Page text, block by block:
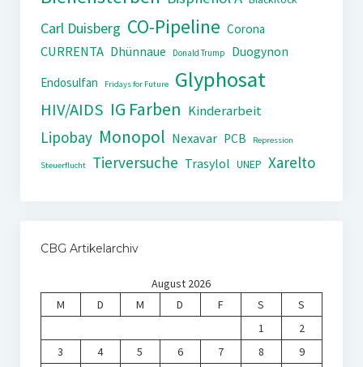
Carl Duisberg CO-Pipeline Corona
CURRENTA Dhünnaue Donald Trump
Duogynon
Endosulfan
Fridays for Future Glyphosat
HIV/AIDS IG Farben Kinderarbeit
Lipobay Monopol Nexavar PCB Repression
Steuerflucht Tierversuche Trasylol UNEP Xarelto
CBG Artikelarchiv
August 2026
M
D M D F S
S
1
2
3
4 5 6 7 8 9